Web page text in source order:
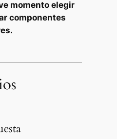
momento elegir
componentes